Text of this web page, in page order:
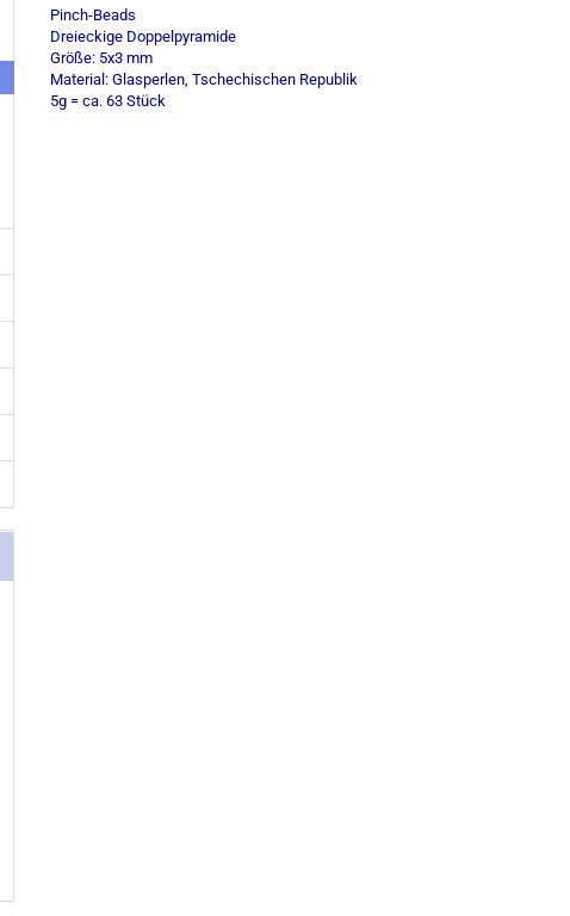
Pinch-Beads
Dreieckige Doppelpyramide
Größe: 5x3 mm
Material: Glasperlen, Tschechischen Republik
5g = ca. 63 Stück